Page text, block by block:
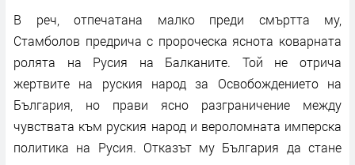
В реч, отпечатана малко преди смъртта му,
Стамболов предрича с пророческа яснота коварната
ролята на Русия на Балканите. Той не отрича
жертвите на руския народ за Освобождението на
България, но прави ясно разграничение между
чувствата към руския народ и вероломната имперска
политика на Русия. Отказът му България да стане